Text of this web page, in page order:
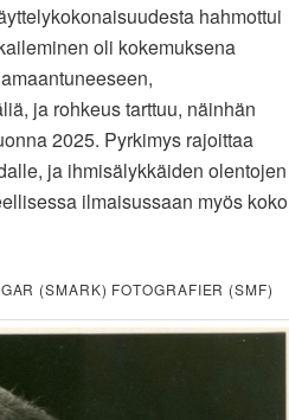
hahmottui
oli kokemuksena
ja rohkeus tarttuu, näinhän
2025. Pyrkimys rajoittaa
ja ihmisälykkäiden olentojen
ilmaisussaan myös koko
(SMARK) FOTOGRAFIER (SMF)